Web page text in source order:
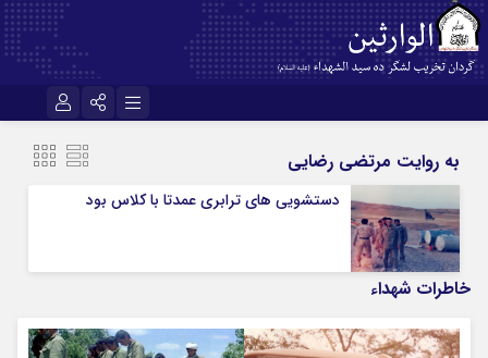
سروش
آپارات
رمز عبور
به روایت مرتضی رضایی
دستشویی های ترابری عمدتا با کلاس بود
خاطرات شهداء